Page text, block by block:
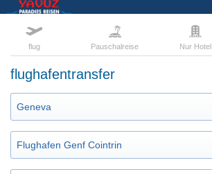
flug Pauschalreise Nur Hotel
flughafentransfer